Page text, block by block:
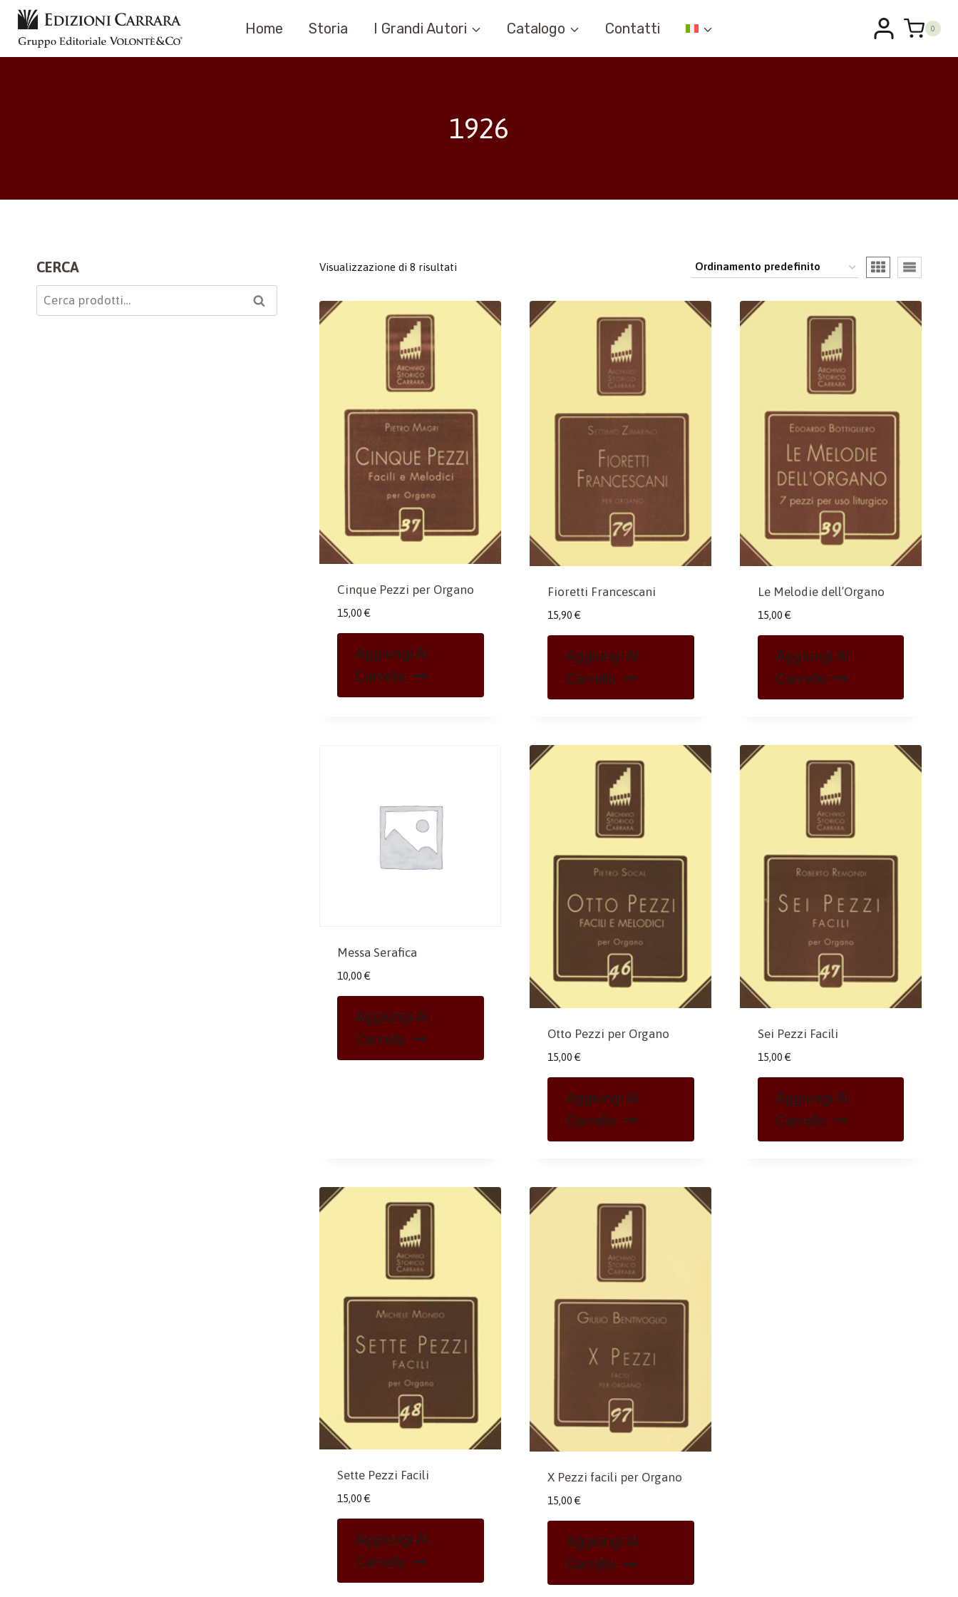
Salta
contenuto
Home Storia I Grandi Autori Catalogo Contatti 0
1926
Visualizzazione di 8 risultati
Cinque Pezzi per Organo
15,00 €
Aggiungi Al
Carrello
Fioretti Francescani
15,90 €
Aggiungi Al
Carrello
Le Melodie dell’Organo
15,00 €
Aggiungi Al
Carrello
Messa Serafica
10,00 €
Aggiungi Al
Carrello
Otto Pezzi per Organo
15,00 €
Aggiungi Al
Carrello
Sei Pezzi Facili
15,00 €
Aggiungi Al
Carrello
Sette Pezzi Facili
15,00 €
Aggiungi Al
Carrello
X Pezzi facili per Organo
15,00 €
Aggiungi Al
Carrello
CERCA
Cerca: Cerca